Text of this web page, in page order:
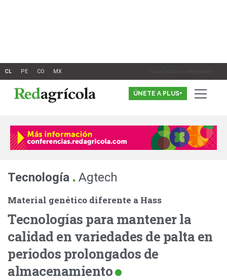
Inicia Sesión o Registrate
ÚNETE A PLUS+
Tecnología . Agtech
Material genético diferente a Hass
Tecnologías para mantener la
calidad en variedades de palta en
periodos prolongados de
almacenamiento